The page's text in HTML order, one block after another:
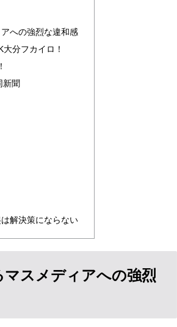
への強烈な違和感
分フカイロ！
新聞
解決策にならない
スメディアへの強烈